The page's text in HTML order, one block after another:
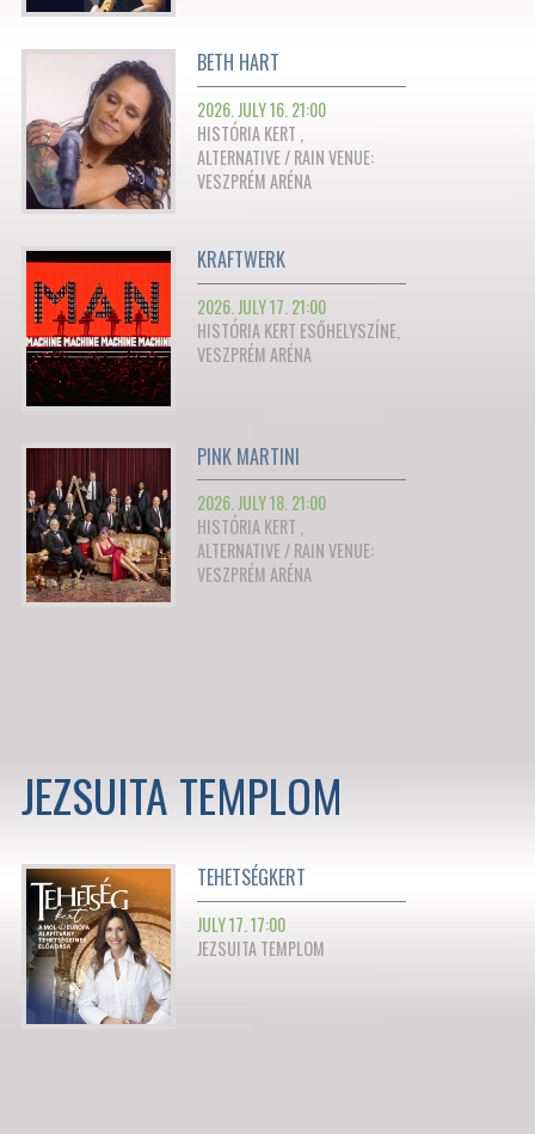
BETH HART
2026. JULY 16. 21:00
HISTÓRIA KERT ,
ALTERNATIVE / RAIN VENUE:
VESZPRÉM ARÉNA
KRAFTWERK
2026. JULY 17. 21:00
HISTÓRIA KERT ESŐHELYSZÍNE,
VESZPRÉM ARÉNA
PINK MARTINI
2026. JULY 18. 21:00
HISTÓRIA KERT ,
ALTERNATIVE / RAIN VENUE:
VESZPRÉM ARÉNA
JEZSUITA TEMPLOM
TEHETSÉGKERT
JULY 17. 17:00
JEZSUITA TEMPLOM